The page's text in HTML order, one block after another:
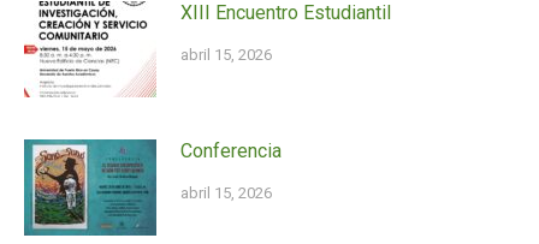
XIII Encuentro Estudiantil
abril 15, 2026
Conferencia
abril 15, 2026